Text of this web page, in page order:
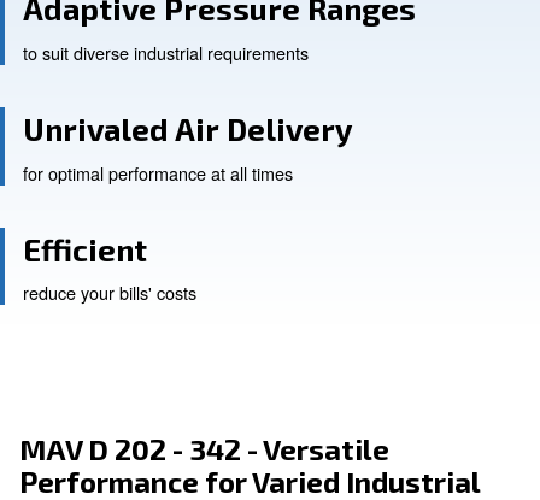
Adaptive Pressure Ranges
for optimal performance at all times